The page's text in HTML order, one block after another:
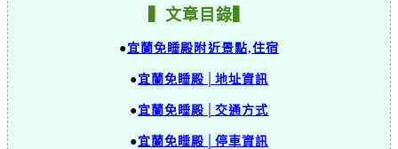
▍文章目錄▍
●宜蘭免睡殿附近景點,住宿
●宜蘭免睡殿│地址資訊
●宜蘭免睡殿│交通方式
●宜蘭免睡殿│停車資訊